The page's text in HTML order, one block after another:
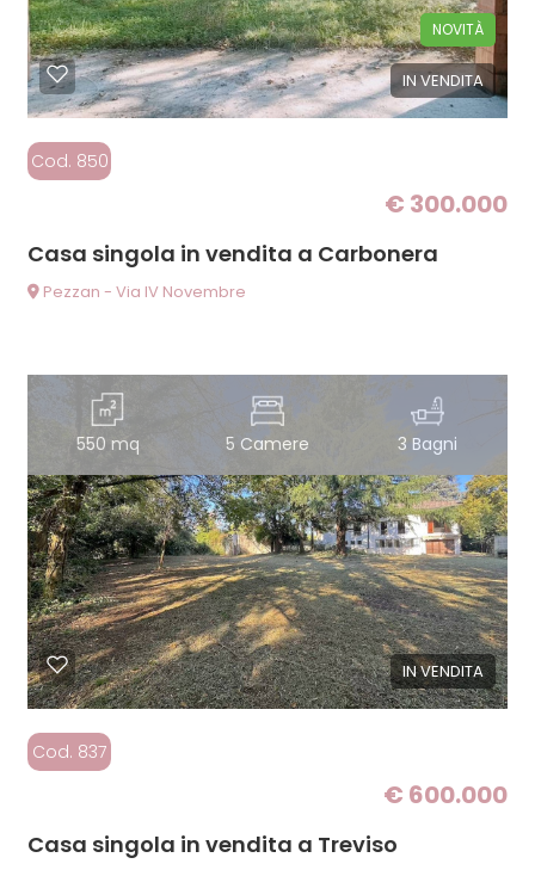
IN VENDITA
NOVITÀ
Cod. 850
€ 300.000
Casa singola in vendita a Carbonera
Pezzan - Via IV Novembre
550 mq 5 Camere 3 Bagni
IN VENDITA
Cod. 837
€ 600.000
Casa singola in vendita a Treviso